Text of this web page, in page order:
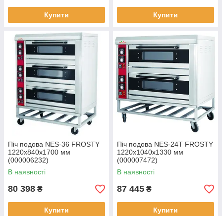
Купити Купити
Піч подова NES-36 FROSTY
1220x840x1700 мм
(000006232)
В наявності
80 398 ₴
Купити
Піч подова NES-24T FROSTY
1220x1040x1330 мм
(000007472)
В наявності
87 445 ₴
Купити